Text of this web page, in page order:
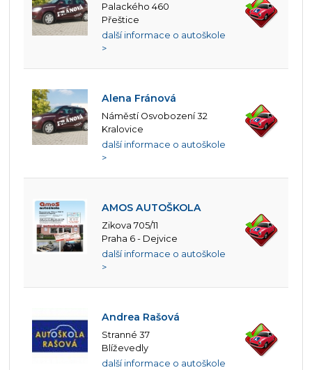
Palackého 460
Přeštice
další informace o autoškole
>
Alena Fránová
Náměstí Osvobození 32
Kralovice
další informace o autoškole
>
AMOS AUTOŠKOLA
Zikova 705/11
Praha 6 - Dejvice
další informace o autoškole
>
Andrea Rašová
Stranné 37
Blíževedly
další informace o autoškole